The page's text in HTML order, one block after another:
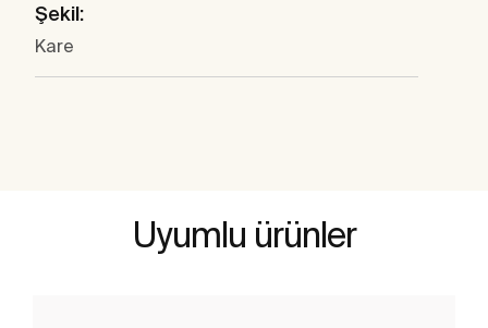
Şekil:
Kare
Uyumlu ürünler